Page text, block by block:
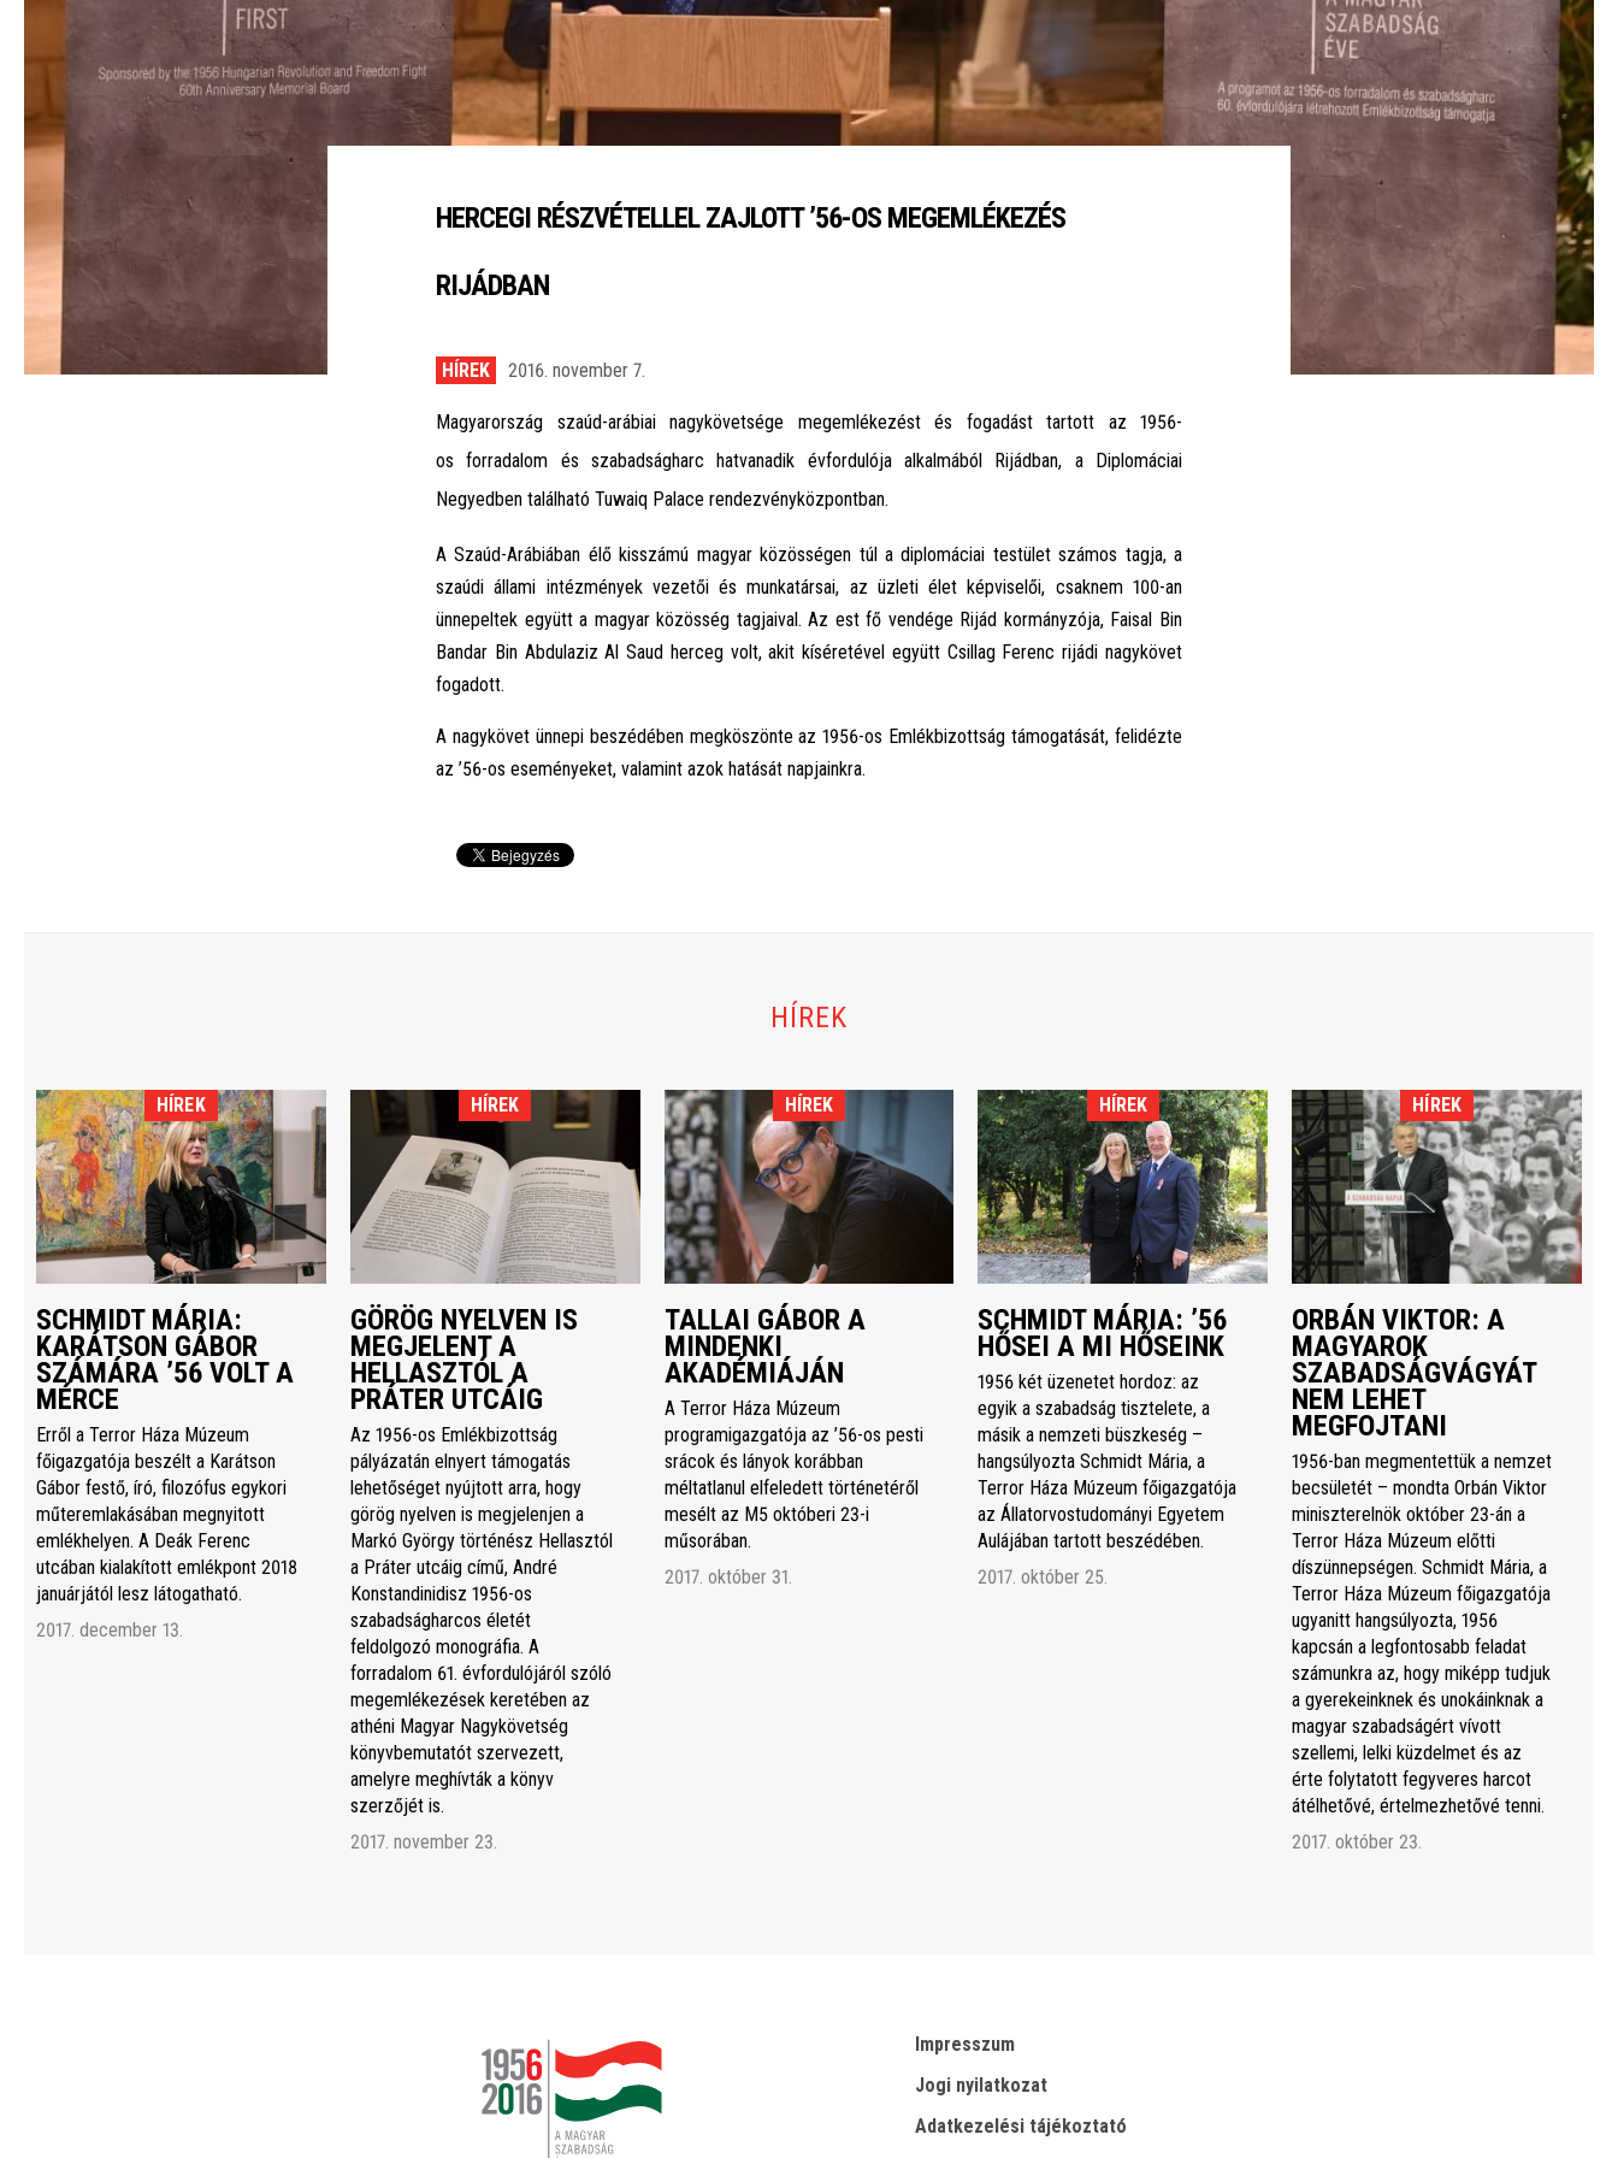
HERCEGI RÉSZVÉTELLEL ZAJLOTT ’56-OS MEGEMLÉKEZÉS
RIJÁDBAN
HÍREK 2016. november 7.
Magyarország szaúd-arábiai nagykövetsége megemlékezést és fogadást tartott az 1956-
os forradalom és szabadságharc hatvanadik évfordulója alkalmából Rijádban, a Diplomáciai
Negyedben található Tuwaiq Palace rendezvényközpontban.
A Szaúd-Arábiában élő kisszámú magyar közösségen túl a diplomáciai testület számos tagja, a
szaúdi állami intézmények vezetői és munkatársai, az üzleti élet képviselői, csaknem 100-an
ünnepeltek együtt a magyar közösség tagjaival. Az est fő vendége Rijád kormányzója, Faisal Bin
Bandar Bin Abdulaziz Al Saud herceg volt, akit kíséretével együtt Csillag Ferenc rijádi nagykövet
fogadott.
A nagykövet ünnepi beszédében megköszönte az 1956-os Emlékbizottság támogatását, felidézte
az ’56-os eseményeket, valamint azok hatását napjainkra.
HÍREK
HÍREK
SCHMIDT MÁRIA:
KARÁTSON GÁBOR
SZÁMÁRA ’56 VOLT A
MÉRCE
Erről a Terror Háza Múzeum
főigazgatója beszélt a Karátson
Gábor festő, író, filozófus egykori
műteremlakásában megnyitott
emlékhelyen. A Deák Ferenc
utcában kialakított emlékpont 2018
januárjától lesz látogatható.
2017. december 13.
HÍREK
GÖRÖG NYELVEN IS
MEGJELENT A
HELLASZTÓL A
PRÁTER UTCÁIG
Az 1956-os Emlékbizottság
pályázatán elnyert támogatás
lehetőséget nyújtott arra, hogy
görög nyelven is megjelenjen a
Markó György történész Hellasztól
a Práter utcáig című, André
Konstandinidisz 1956-os
szabadságharcos életét
feldolgozó monográfia. A
forradalom 61. évfordulójáról szóló
megemlékezések keretében az
athéni Magyar Nagykövetség
könyvbemutatót szervezett,
amelyre meghívták a könyv
szerzőjét is.
2017. november 23.
HÍREK
TALLAI GÁBOR A
MINDENKI
AKADÉMIÁJÁN
A Terror Háza Múzeum
programigazgatója az ’56-os pesti
srácok és lányok korábban
méltatlanul elfeledett történetéről
mesélt az M5 októberi 23-i
műsorában.
2017. október 31.
HÍREK
SCHMIDT MÁRIA: ’56
HŐSEI A MI HŐSEINK
1956 két üzenetet hordoz: az
egyik a szabadság tisztelete, a
másik a nemzeti büszkeség –
hangsúlyozta Schmidt Mária, a
Terror Háza Múzeum főigazgatója
az Állatorvostudományi Egyetem
Aulájában tartott beszédében.
2017. október 25.
HÍREK
ORBÁN VIKTOR: A
MAGYAROK
SZABADSÁGVÁGYÁT
NEM LEHET
MEGFOJTANI
1956-ban megmentettük a nemzet
becsületét – mondta Orbán Viktor
miniszterelnök október 23-án a
Terror Háza Múzeum előtti
díszünnepségen. Schmidt Mária, a
Terror Háza Múzeum főigazgatója
ugyanitt hangsúlyozta, 1956
kapcsán a legfontosabb feladat
számunkra az, hogy miképp tudjuk
a gyerekeinknek és unokáinknak a
magyar szabadságért vívott
szellemi, lelki küzdelmet és az
érte folytatott fegyveres harcot
átélhetővé, értelmezhetővé tenni.
2017. október 23.
Impresszum
Jogi nyilatkozat
Adatkezelési tájékoztató